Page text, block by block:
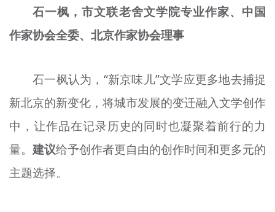
石一枫，市文联老舍文学院专业作家、中国
作家协会全委、北京作家协会理事
石一枫认为，“新京味儿”文学应更多地去捕捉
新北京的新变化，将城市发展的变迁融入文学创作
中，让作品在记录历史的同时也凝聚着前行的力
量。建议给予创作者更自由的创作时间和更多元的
主题选择。